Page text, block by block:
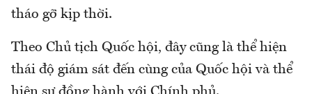
tháo gỡ kịp thời.
Theo Chủ tịch Quốc hội, đây cũng là thể hiện
thái độ giám sát đến cùng của Quốc hội và thể